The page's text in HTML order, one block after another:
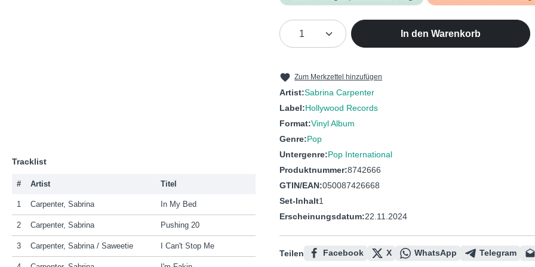
Tracklist
# Artist Titel
1 Carpenter, Sabrina In My Bed
2 Carpenter, Sabrina Pushing 20
3 Carpenter, Sabrina / Saweetie I Can't Stop Me
Produkt Anzahl: Gib den gewünschten
In den Warenkorb
Zum Merkzettel hinzufügen
Artist:Sabrina Carpenter
Label:Hollywood Records
Format:Vinyl Album
Genre:Pop
Untergenre:Pop International
Produktnummer:8742666
GTIN/EAN:050087426668
Set-Inhalt1
Erscheinungsdatum:22.11.2024
Teilen Facebook X WhatsApp Telegram